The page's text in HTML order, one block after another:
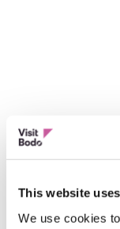
This website
We use cookies